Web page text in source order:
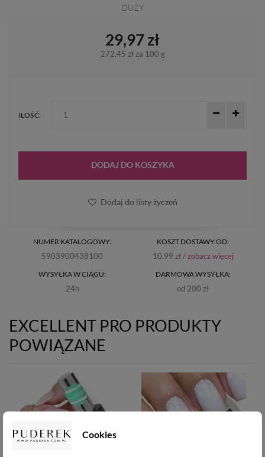
Cookies
DUŻY
NUMER KATALOGOWY:
5903900438100
WYSYŁKA W CIĄGU:
24h
KOSZT DOSTAWY OD:
10.99 zł /zobacz więcej
DARMOWA WYSYŁKA:
od 200 zł
29,97 zł
272,45 złza 100 g
ILOŚĆ:
DODAJ DO KOSZYKA
Dodaj do listy życzeń
EXCELLENT PRO PRODUKTY
POWIĄZANE